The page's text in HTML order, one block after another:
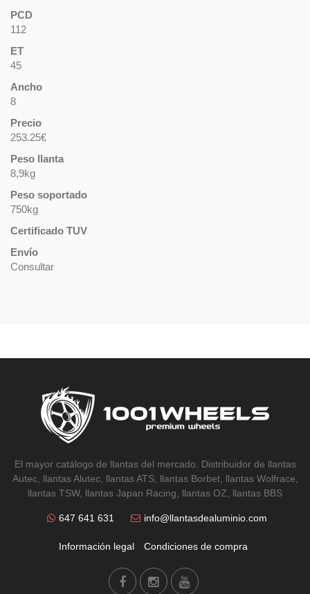
PCD
112
ET
45
Ancho
8
Precio
253.25€
Peso llanta
8,9kg
Peso soportado
750kg
Certificado TUV
Envío
Consultar
El mayor catálogo de llantas del mercado. Distribuidor de llantas
Autec, llantas Alutec, llantas ATS, llantas Borbet, llantas Wolfrace,
llantas TSW, llantas Japan Racing, llantas OZ, llantas BBS
647 641 631 info@llantasdealuminio.com
Información legal Condiciones de compra